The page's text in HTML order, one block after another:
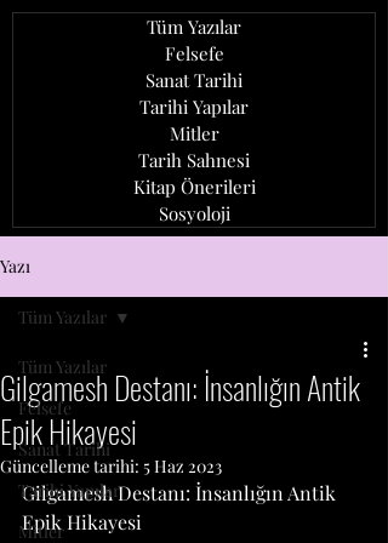
Tüm Yazılar
Felsefe
Sanat Tarihi
Tarihi Yapılar
Mitler
Tarih Sahnesi
Kitap Önerileri
Sosyoloji
Yazı
Tüm Yazılar
Felsefe
Sanat Tarihi
Tarihi Yapılar
Mitler
Tüm Yazılar
Gilgamesh Destanı: İnsanlığın Antik
Epik Hikayesi
Güncelleme tarihi: 5 Haz 2023
Gilgamesh Destanı: İnsanlığın Antik
Epik Hikayesi